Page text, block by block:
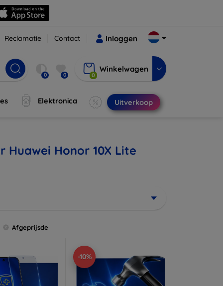
Reclamatie Contact Inloggen
0 0 0
Winkelwagen
Elektronica Uitverkoop
Huawei Honor 10X Lite
Afgeprijsde
-10%